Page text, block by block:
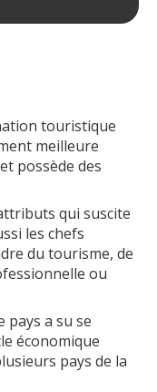
touristique
meilleure
possède des
qui suscite
les chefs
du tourisme, de
ou
pays a su se
économique
pays de la